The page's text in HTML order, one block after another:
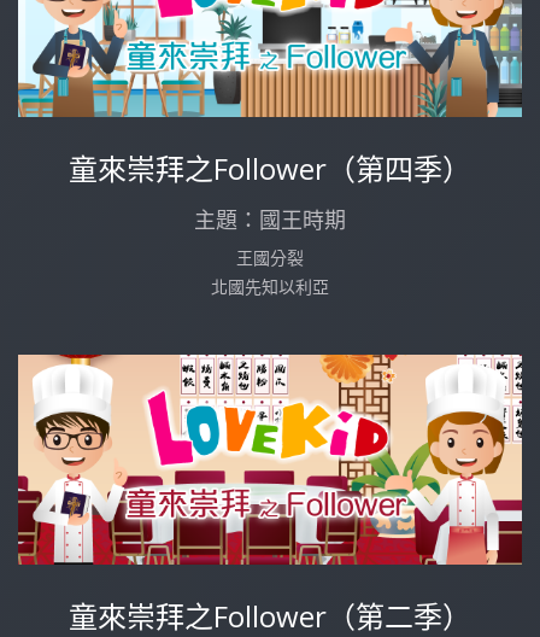
童來崇拜之Follower（第四季）
主題：國王時期
王國分裂
北國先知以利亞
童來崇拜之Follower（第二季）